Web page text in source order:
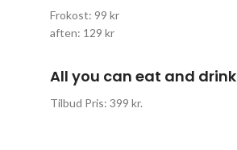
Frokost: 99 kr
aften: 129 kr
All you can eat and drink
Tilbud Pris: 399 kr.